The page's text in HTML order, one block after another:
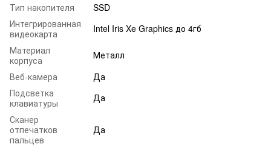
Тип накопителя
SSD
Интегрированная
видеокарта
Intel Iris Xe Graphics до 4гб
Материал
корпуса
Металл
Веб-камера
Да
Подсветка
клавиатуры
Да
Сканер
отпечатков
пальцев
Да